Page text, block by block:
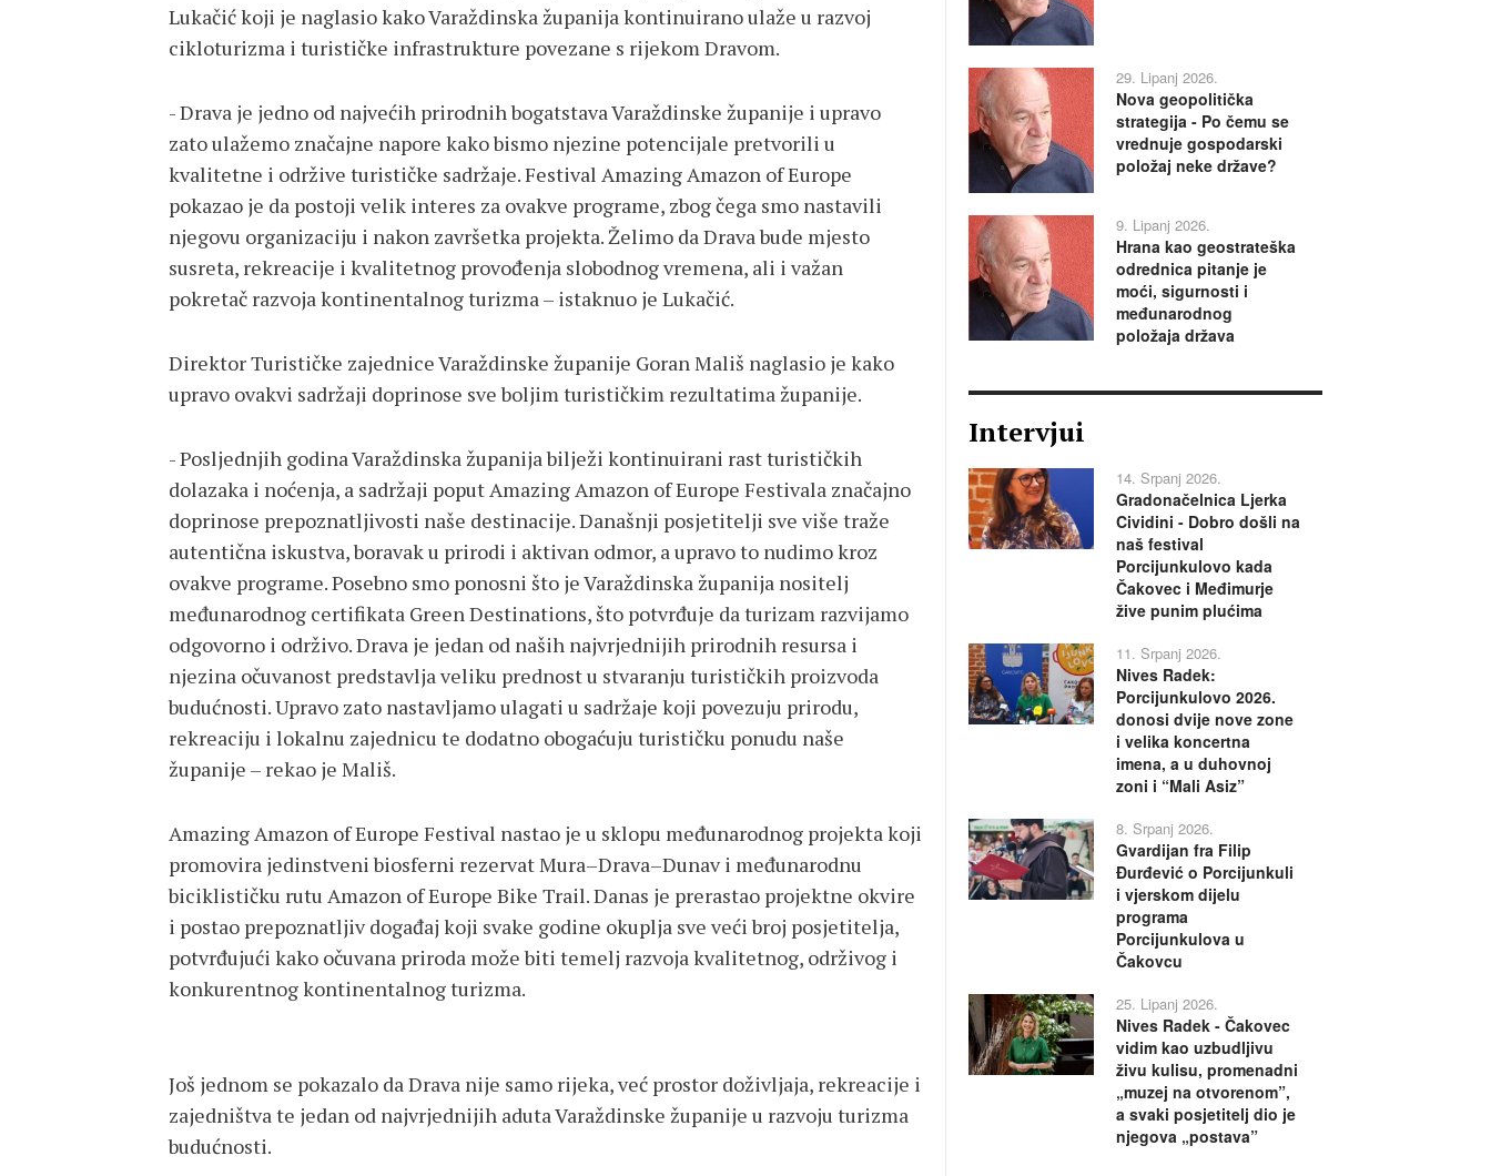
Lukačić koji je naglasio kako Varaždinska županija kontinuirano ulaže u razvoj
cikloturizma i turističke infrastrukture povezane s rijekom Dravom.
- Drava je jedno od najvećih prirodnih bogatstava Varaždinske županije i upravo
zato ulažemo značajne napore kako bismo njezine potencijale pretvorili u
kvalitetne i održive turističke sadržaje. Festival Amazing Amazon of Europe
pokazao je da postoji velik interes za ovakve programe, zbog čega smo nastavili
njegovu organizaciju i nakon završetka projekta. Želimo da Drava bude mjesto
susreta, rekreacije i kvalitetnog provođenja slobodnog vremena, ali i važan
pokretač razvoja kontinentalnog turizma – istaknuo je Lukačić.
Direktor Turističke zajednice Varaždinske županije Goran Mališ naglasio je kako
upravo ovakvi sadržaji doprinose sve boljim turističkim rezultatima županije.
- Posljednjih godina Varaždinska županija bilježi kontinuirani rast turističkih
dolazaka i noćenja, a sadržaji poput Amazing Amazon of Europe Festivala značajno
doprinose prepoznatljivosti naše destinacije. Današnji posjetitelji sve više traže
autentična iskustva, boravak u prirodi i aktivan odmor, a upravo to nudimo kroz
ovakve programe. Posebno smo ponosni što je Varaždinska županija nositelj
međunarodnog certifikata Green Destinations, što potvrđuje da turizam razvijamo
odgovorno i održivo. Drava je jedan od naših najvrjednijih prirodnih resursa i
njezina očuvanost predstavlja veliku prednost u stvaranju turističkih proizvoda
budućnosti. Upravo zato nastavljamo ulagati u sadržaje koji povezuju prirodu,
rekreaciju i lokalnu zajednicu te dodatno obogaćuju turističku ponudu naše
županije – rekao je Mališ.
Amazing Amazon of Europe Festival nastao je u sklopu međunarodnog projekta koji
promovira jedinstveni biosferni rezervat Mura–Drava–Dunav i međunarodnu
biciklističku rutu Amazon of Europe Bike Trail. Danas je prerastao projektne okvire
i postao prepoznatljiv događaj koji svake godine okuplja sve veći broj posjetitelja,
potvrđujući kako očuvana priroda može biti temelj razvoja kvalitetnog, održivog i
konkurentnog kontinentalnog turizma.
Još jednom se pokazalo da Drava nije samo rijeka, već prostor doživljaja, rekreacije i
zajedništva te jedan od najvrjednijih aduta Varaždinske županije u razvoju turizma
budućnosti.
29. Lipanj 2026.
Nova geopolitička
strategija - Po čemu se
vrednuje gospodarski
položaj neke države?
9. Lipanj 2026.
Hrana kao geostrateška
odrednica pitanje je
moći, sigurnosti i
međunarodnog
položaja država
Intervjui
14. Srpanj 2026.
Gradonačelnica Ljerka
Cividini - Dobro došli na
naš festival
Porcijunkulovo kada
Čakovec i Međimurje
žive punim plućima
11. Srpanj 2026.
Nives Radek:
Porcijunkulovo 2026.
donosi dvije nove zone
i velika koncertna
imena, a u duhovnoj
zoni i “Mali Asiz”
8. Srpanj 2026.
Gvardijan fra Filip
Đurđević o Porcijunkuli
i vjerskom dijelu
programa
Porcijunkulova u
Čakovcu
25. Lipanj 2026.
Nives Radek - Čakovec
vidim kao uzbudljivu
živu kulisu, promenadni
„muzej na otvorenom”,
a svaki posjetitelj dio je
njegova „postava”